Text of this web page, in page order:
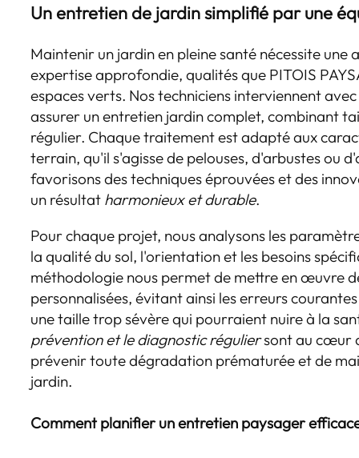
Un entretien de jardin simplifié par une
Maintenir un jardin en pleine santé nécessite une
expertise approfondie, qualités que PITOIS
espaces verts. Nos techniciens interviennent
assurer un entretien jardin complet, combinant
régulier. Chaque traitement est adapté aux
terrain, qu'il s'agisse de pelouses, d'arbustes ou
favorisons des techniques éprouvées et des
un résultat harmonieux et durable.
Pour chaque projet, nous analysons les
la qualité du sol, l'orientation et les besoins
méthodologie nous permet de mettre en œuvre
personnalisées, évitant ainsi les erreurs
une taille trop sévère qui pourraient nuire à la
prévention et le diagnostic réguliersont au cœur
prévenir toute dégradation prématurée et de
jardin.
Comment planifier un entretien paysager